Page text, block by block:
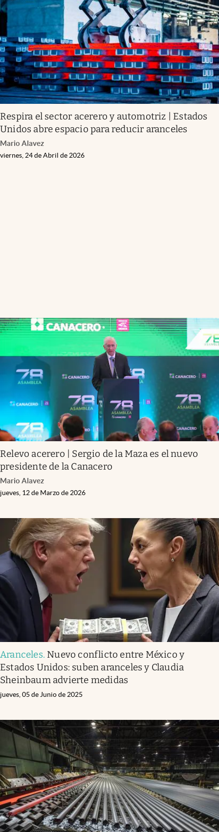
Respira el sector acerero y automotriz | Estados
Unidos abre espacio para reducir aranceles
Mario Alavez
viernes, 24 de Abril de 2026
Relevo acerero | Sergio de la Maza es el nuevo
presidente de la Canacero
Mario Alavez
jueves, 12 de Marzo de 2026
Aranceles. Nuevo conflicto entre México y
Estados Unidos: suben aranceles y Claudia
Sheinbaum advierte medidas
jueves, 05 de Junio de 2025